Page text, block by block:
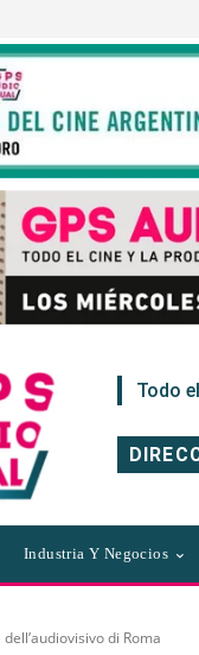
Todo
Industria Y Negocios
di Roma